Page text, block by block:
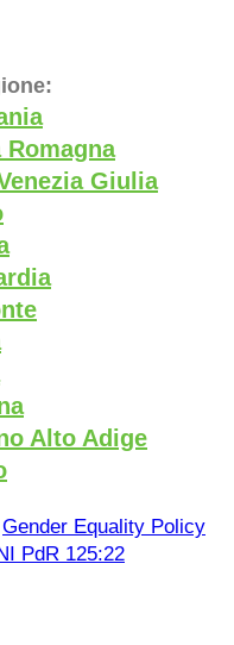
Giulia
Alto Adige
Gender Equality Policy
PdR 125:22